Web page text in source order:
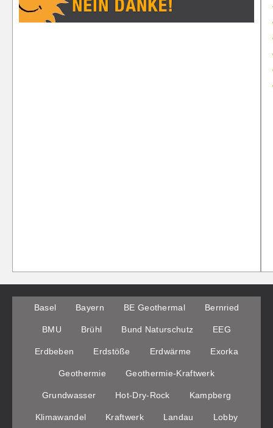
Basel Bayern BE Geothermal Bernried
BMU Brühl Bund Naturschutz EEG
Erdbeben Erdstöße Erdwärme Exorka
Geothermie Geothermie-Kraftwerk
Grundwasser Hot-Dry-Rock Kampberg
Klimawandel Kraftwerk Landau Lobby